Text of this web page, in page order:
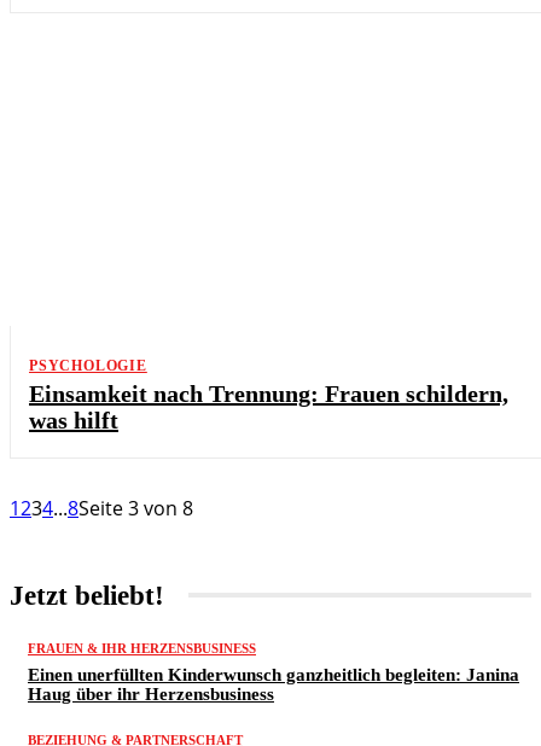
PSYCHOLOGIE
Einsamkeit nach Trennung: Frauen schildern,
was hilft
1234...8Seite 3 von 8
Jetzt beliebt!
FRAUEN & IHR HERZENSBUSINESS
Einen unerfüllten Kinderwunsch ganzheitlich begleiten: Janina
Haug über ihr Herzensbusiness
BEZIEHUNG & PARTNERSCHAFT